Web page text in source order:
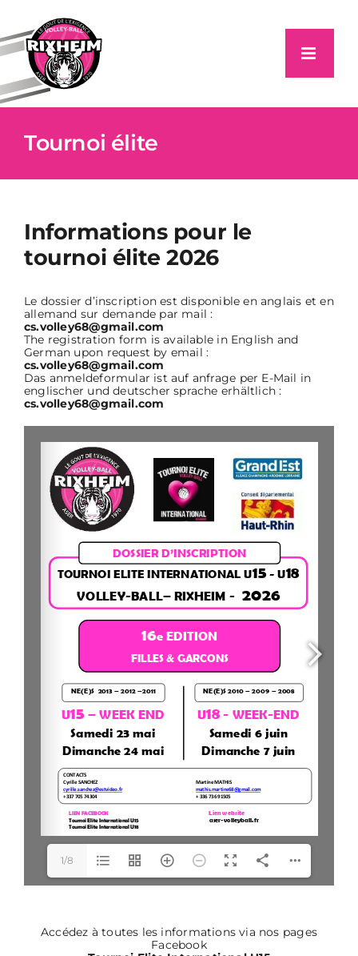
contenu
Tournoi élite
Informations pour le
tournoi élite 2026
Le dossier d’inscription est disponible en anglais et en
allemand sur demande par mail :
cs.volley68@gmail.com
The registration form is available in English and
German upon request by email :
cs.volley68@gmail.com
Das anmeldeformular ist auf anfrage per E-Mail in
englischer und deutscher sprache erhältlich :
cs.volley68@gmail.com
1/8
Accédez à toutes les informations via nos pages
Facebook